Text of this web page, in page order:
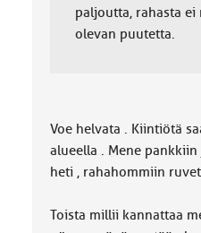
paljoutta, rahasta
olevan puutetta.
Voe helvata . Kiintiötä
alueella . Mene
heti , rahahommiin
Toista millii kannattaa